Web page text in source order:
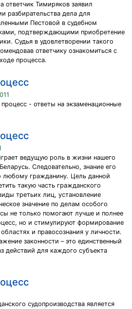
ответчик Тимиряков заявил
разбирательства дела для
Пестовой в судебном
подтверждающими приобретение
Судья в удовлетворении такого
ответчику ознакомиться с
процесса.
- ответы на экзаменационные
ведущую роль в жизни нашего
Следовательно, знание его
любому гражданину. Цель данной
такую часть гражданского
третьих лиц, установление
значение по делам особого
не только помогают лучше и полнее
но и стимулируют формирование
и правосознания у личности.
законности – это единственный
действий для каждого субъекта
судопроизводства является